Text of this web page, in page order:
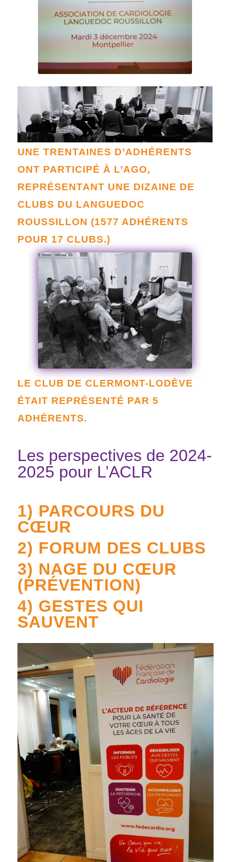
UNE TRENTAINES D’ADHÉRENTS
ONT PARTICIPÉ À L’AGO,
REPRÉSENTANT UNE DIZAINE DE
CLUBS DU LANGUEDOC
ROUSSILLON (1577 ADHÉRENTS
POUR 17 CLUBS.)
LE CLUB DE CLERMONT-LODÈVE
ÉTAIT REPRÉSENTÉ PAR 5
ADHÉRENTS.
Les perspectives de 2024-
2025 pour L’ACLR
1) PARCOURS DU
CŒUR
2) FORUM DES CLUBS
3) NAGE DU CŒUR
(PRÉVENTION)
4) GESTES QUI
SAUVENT